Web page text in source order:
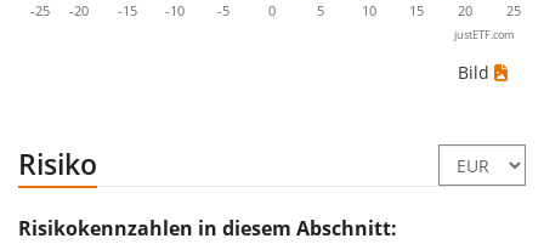
-25 -20 -15 -10 -5 0 5 10 15 20 25
justETF.com
Bild
Risiko
Risikokennzahlen in diesem Abschnitt: